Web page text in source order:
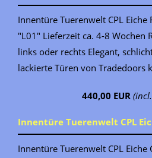
Innentüre Tuerenwelt CPL Eiche
"L01" Lieferzeit ca. 4-8 Wochen
links oder rechts Elegant,
lackierte Türen von Tradedoors
440,00 EUR
Innentüre Tuerenwelt CPL
Innentüre Tuerenwelt CPL